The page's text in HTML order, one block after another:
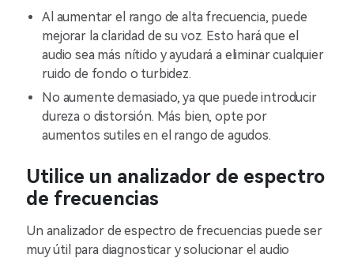
Al aumentar el rango de alta frecuencia, puede
mejorar la claridad de su voz. Esto hará que el
audio sea más nítido y ayudará a eliminar cualquier
ruido de fondo o turbidez.
No aumente demasiado, ya que puede introducir
dureza o distorsión. Más bien, opte por
aumentos sutiles en el rango de agudos.
Utilice un analizador de espectro
de frecuencias
Un analizador de espectro de frecuencias puede ser
muy útil para diagnosticar y solucionar el audio